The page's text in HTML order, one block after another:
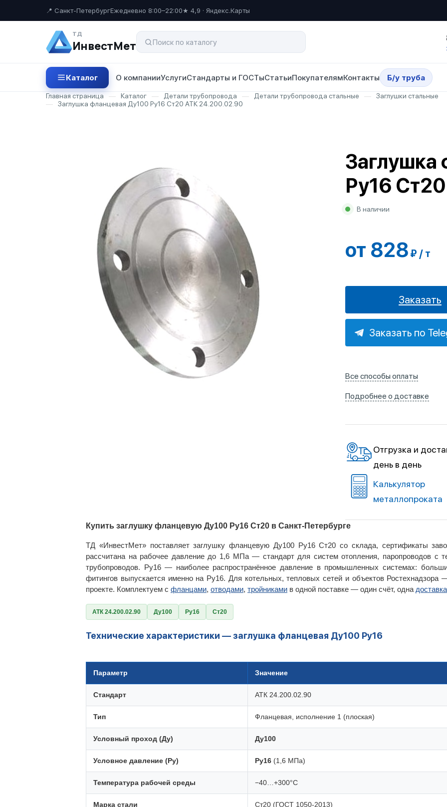
📍 Санкт-ПетербургЕжедневно 8:00–22:00★ 4,9 · Яндекс.Карты
ТД
ИнвестМет
Каталог О компанииУслугиСтандарты и ГОСТыСтатьиПокупателямКонтакты Б/у труба
Главная страница — Каталог — Детали трубопровода — Детали трубопровода стальные —
Заглушки стальные
—
Заглушка фланцевая Ду100 Ру16 Ст20 АТК 24.200.02.90
Заглушка
Ру16
В наличии
от 828 ₽ / т
Заказать
Заказать по
Все способы оплаты
Подробнее о доставке
Отгрузка и
день в день
Калькулятор
металлопроката
Купить заглушку фланцевую Ду100 Ру16 Ст20 в Санкт-Петербурге
ТД «ИнвестМет» поставляет заглушку фланцевую Ду100 Ру16 Ст20 со склада, сертификаты
рассчитана на рабочее давление до 1,6 МПа — стандарт для систем отопления, паропроводов с
трубопроводов. Ру16 — наиболее распространённое давление в промышленных системах:
фитингов выпускается именно на Ру16. Для котельных, тепловых сетей и объектов Ростехнадзора
проекте. Комплектуем с фланцами, отводами, тройниками в одной поставке — один счёт, одна доставка
АТК 24.200.02.90 Ду100 Ру16 Ст20
Технические характеристики — заглушка фланцевая Ду100 Ру16
Параметр Значение
Стандарт АТК 24.200.02.90
Тип Фланцевая, исполнение 1 (плоская)
Условный проход (Ду) Ду100
Условное давление (Ру) Ру16 (1,6 МПа)
Температура рабочей среды −40…+300°C
Марка стали Ст20 (ГОСТ 1050-2013)